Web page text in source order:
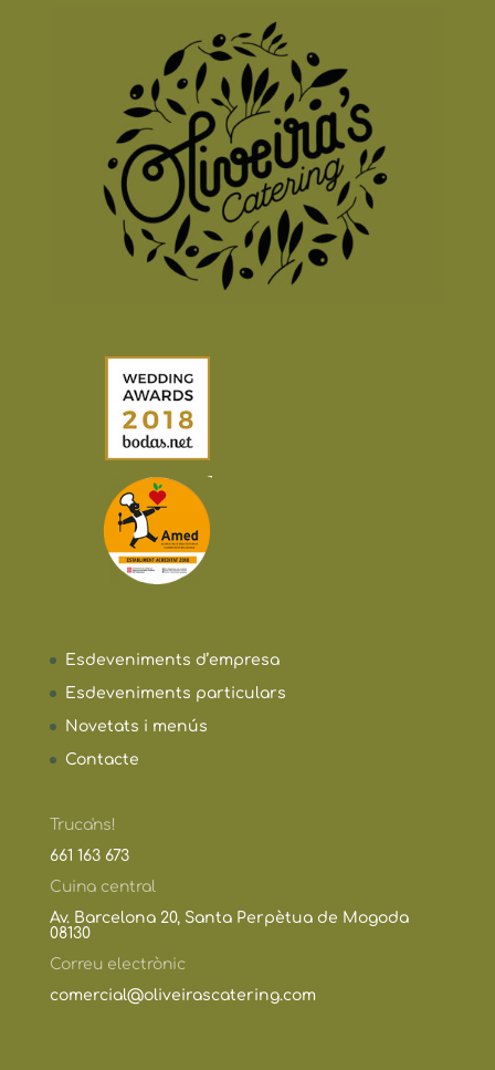
Esdeveniments d’empresa
Esdeveniments particulars
Novetats i menús
Contacte
Truca'ns!
661 163 673
Cuina central
Av. Barcelona 20, Santa Perpètua de Mogoda
08130
Correu electrònic
comercial@oliveirascatering.com